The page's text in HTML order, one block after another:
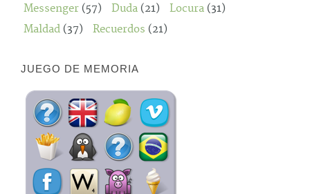
Messenger (57) Duda (21) Locura (31)
Maldad (37) Recuerdos (21)
JUEGO DE MEMORIA